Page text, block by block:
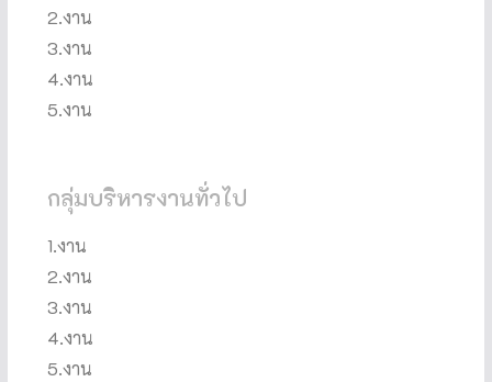
2.งาน
3.งาน
4.งาน
5.งาน
กลุ่มบริหารงานทั่วไป
1.งาน
2.งาน
3.งาน
4.งาน
5.งาน